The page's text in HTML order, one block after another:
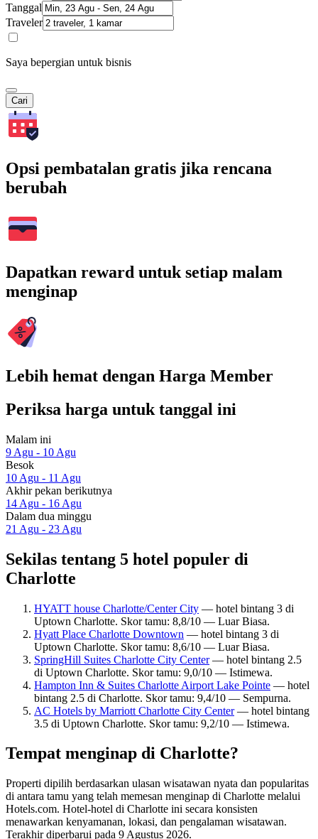
Tanggal
Traveler
Saya bepergian untuk bisnis
Cari
Opsi pembatalan gratis jika rencana
berubah
Dapatkan reward untuk setiap malam
menginap
Lebih hemat dengan Harga Member
Periksa harga untuk tanggal ini
Malam ini
9 Agu - 10 Agu
Besok
10 Agu - 11 Agu
Akhir pekan berikutnya
14 Agu - 16 Agu
Dalam dua minggu
21 Agu - 23 Agu
Sekilas tentang 5 hotel populer di
Charlotte
HYATT house Charlotte/Center City — hotel bintang 3 di
Uptown Charlotte. Skor tamu: 8,8/10 — Luar Biasa.
Hyatt Place Charlotte Downtown — hotel bintang 3 di
Uptown Charlotte. Skor tamu: 8,6/10 — Luar Biasa.
SpringHill Suites Charlotte City Center— hotel bintang 2.5
di Uptown Charlotte. Skor tamu: 9,0/10 — Istimewa.
Hampton Inn & Suites Charlotte Airport Lake Pointe — hotel
bintang 2.5 di Charlotte. Skor tamu: 9,4/10 — Sempurna.
AC Hotels by Marriott Charlotte City Center— hotel bintang
3.5 di Uptown Charlotte. Skor tamu: 9,2/10 — Istimewa.
Tempat menginap di Charlotte?
Properti dipilih berdasarkan ulasan wisatawan nyata dan popularitas
di antara tamu yang telah memesan menginap di Charlotte melalui
Hotels.com. Hotel-hotel di Charlotte ini secara konsisten
menawarkan kenyamanan, lokasi, dan pengalaman wisatawan.
Terakhir diperbarui pada 9 Agustus 2026.